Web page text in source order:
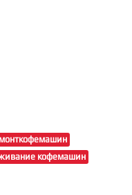
кофемашин